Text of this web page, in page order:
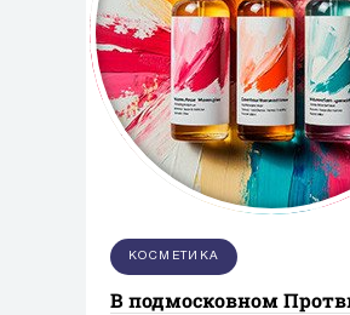
КОСМЕТИКА
В подмосковном